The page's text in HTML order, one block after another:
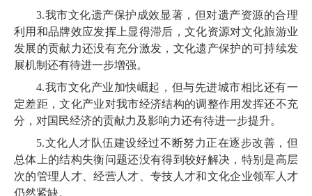
3.我市文化遗产保护成效显著，但对遗产资源的合理
利用和品牌效应发挥上显得滞后，文化资源对文化旅游业
发展的贡献力还没有充分激发，文化遗产保护的可持续发
展机制还有待进一步增强。
4.我市文化产业加快崛起，但与先进城市相比还有一
定差距 ，文化产业对我市经济结构的调整作用发挥还不充
分，对国民经济的贡献力及影响力还有待进一步提升。
5.文化人才队伍建设经过不断努力正在逐步改善，但
总体上的结构失衡问题还没有得到较好解决，特别是高层
次的管理人才、经营人才、专技人才和文化企业领军人才
仍然紧缺。